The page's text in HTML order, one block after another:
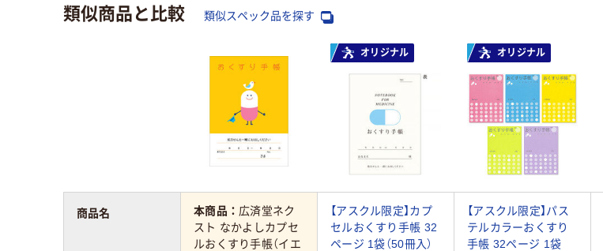
類似商品と比較 類似スペック品を探す
オリジナル オリジナル
本商品： 広済堂ネク
スト なかよしカプセ
ルおくすり手帳（イエ
【アスクル限定】カプ
セルおくすり手帳 32
ページ 1袋（50冊入）
【アスクル限定】パス
テルカラーおくすり
手帳 32ページ 1袋
商品名